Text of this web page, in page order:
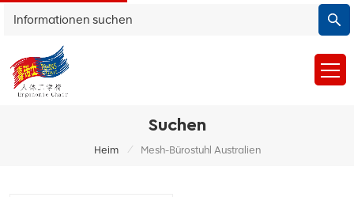
Suchen
Heim / Mesh-Bürostuhl Australien